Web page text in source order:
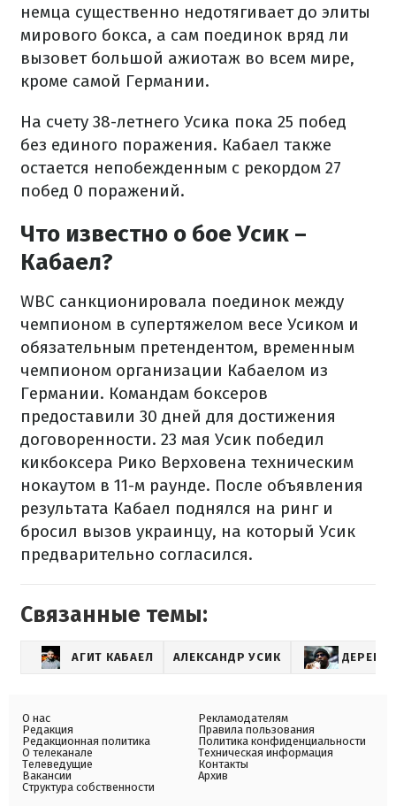
немца существенно недотягивает до элиты
мирового бокса, а сам поединок вряд ли
вызовет большой ажиотаж во всем мире,
кроме самой Германии.
На счету 38-летнего Усика пока 25 побед
без единого поражения. Кабаел также
остается непобежденным с рекордом 27
побед 0 поражений.
Что известно о бое Усик –
Кабаел?
WBC санкционировала поединок между
чемпионом в супертяжелом весе Усиком и
обязательным претендентом, временным
чемпионом организации Кабаелом из
Германии. Командам боксеров
предоставили 30 дней для достижения
договоренности. 23 мая Усик победил
кикбоксера Рико Верховена техническим
нокаутом в 11-м раунде. После объявления
результата Кабаел поднялся на ринг и
бросил вызов украинцу, на который Усик
предварительно согласился.
Связанные темы:
АГИТ КАБАЕЛ АЛЕКСАНДР УСИК ДЕРЕК
О нас
Редакция
Редакционная политика
О телеканале
Телеведущие
Вакансии
Структура собственности
Рекламодателям
Правила пользования
Политика конфиденциальности
Техническая информация
Контакты
Архив